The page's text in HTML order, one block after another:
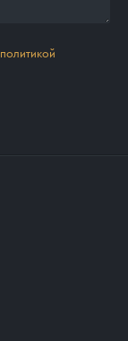
политикой